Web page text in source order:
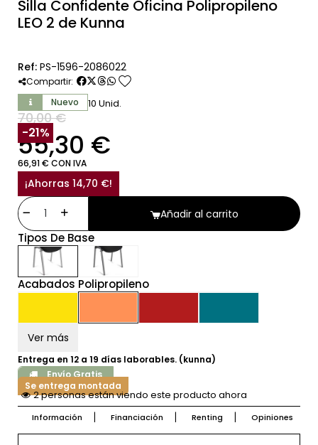
Silla Confidente Oficina Polipropileno
LEO 2 de Kunna
Ref: PS-1596-2086022
Compartir: favorite
Nuevo 10 Unid.
70,00 €
SIN IVA
55,30 €
66,91 € CON IVA
¡Ahorras 14,70 €!
-21%
Añadir al carrito
Tipos De Base
Acabados Polipropileno
Ver más
Entrega en 12 a 19 días laborables. (kunna)
Envío Gratis
Se entrega montada
2 personas están viendo este producto ahora
Información Financiación Renting Opiniones